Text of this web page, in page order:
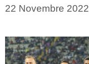
22 Novembre 2022